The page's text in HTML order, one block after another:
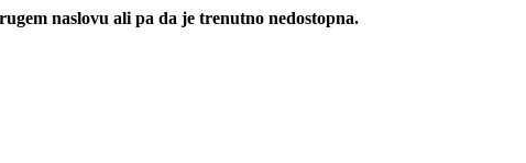
naslovu ali pa da je trenutno nedostopna.